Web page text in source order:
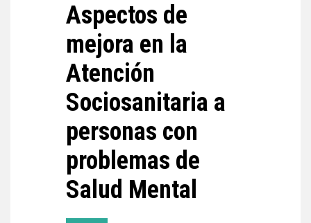
Aspectos de
mejora en la
Atención
Sociosanitaria a
personas con
problemas de
Salud Mental